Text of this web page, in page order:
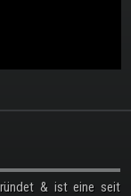
& ist eine seit